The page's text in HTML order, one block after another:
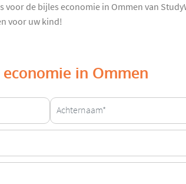
voor de bijles economie in Ommen van
voor uw kind!
in Ommen